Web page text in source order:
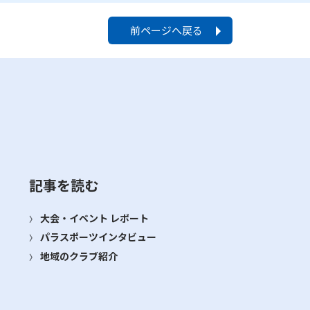
前ページへ戻る
記事を読む
大会・イベント レポート
パラスポーツインタビュー
地域のクラブ紹介